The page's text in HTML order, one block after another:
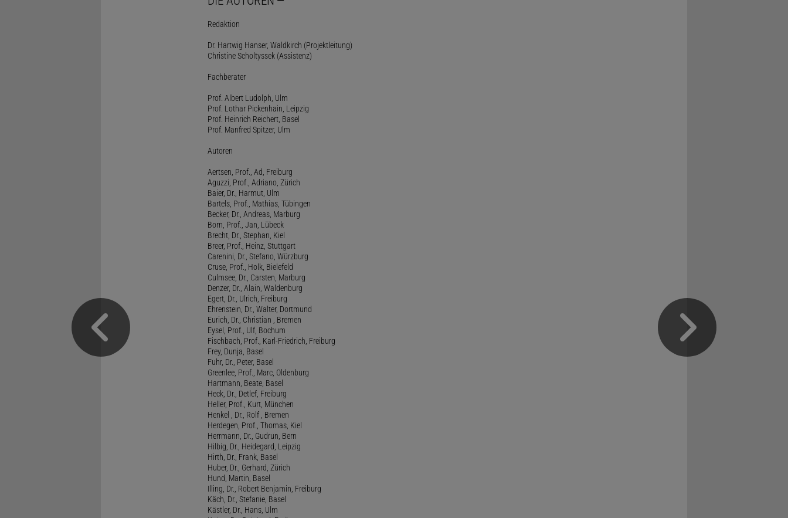
Redaktion
Dr. Hartwig Hanser, Waldkirch (Projektleitung)
Christine Scholtyssek (Assistenz)
Fachberater
Prof. Albert Ludolph, Ulm
Prof. Lothar Pickenhain, Leipzig
Prof. Heinrich Reichert, Basel
Prof. Manfred Spitzer, Ulm
Autoren
Aertsen, Prof., Ad, Freiburg
Aguzzi, Prof., Adriano, Zürich
Baier, Dr., Harmut, Ulm
Bartels, Prof., Mathias, Tübingen
Becker, Dr., Andreas, Marburg
Born, Prof., Jan, Lübeck
Brecht, Dr., Stephan, Kiel
Breer, Prof., Heinz, Stuttgart
Carenini, Dr., Stefano, Würzburg
Cruse, Prof., Holk, Bielefeld
Culmsee, Dr., Carsten, Marburg
Denzer, Dr., Alain, Waldenburg
Egert, Dr., Ulrich, Freiburg
Ehrenstein, Dr., Walter, Dortmund
Eurich, Dr., Christian , Bremen
Eysel, Prof., Ulf, Bochum
Fischbach, Prof., Karl-Friedrich, Freiburg
Frey, Dunja, Basel
Fuhr, Dr., Peter, Basel
Greenlee, Prof., Marc, Oldenburg
Hartmann, Beate, Basel
Heck, Dr., Detlef, Freiburg
Heller, Prof., Kurt, München
Henkel , Dr., Rolf , Bremen
Herdegen, Prof., Thomas, Kiel
Herrmann, Dr., Gudrun, Bern
Hilbig, Dr., Heidegard, Leipzig
Hirth, Dr., Frank, Basel
Huber, Dr., Gerhard, Zürich
Hund, Martin, Basel
Illing, Dr., Robert Benjamin, Freiburg
Käch, Dr., Stefanie, Basel
Kästler, Dr., Hans, Ulm